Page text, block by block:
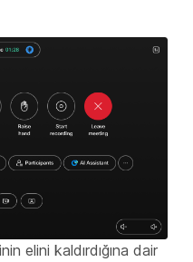
elini kaldırdığına dair